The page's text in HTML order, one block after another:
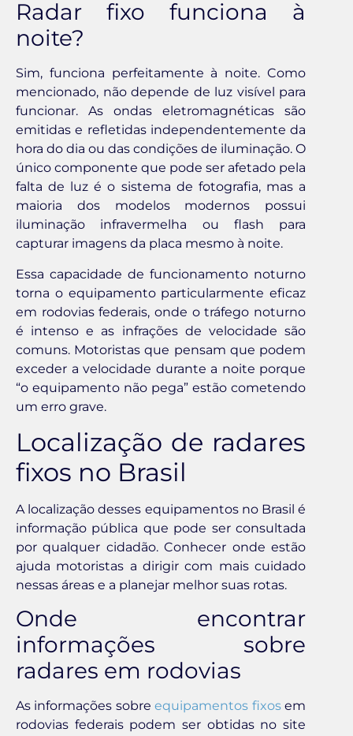
Radar fixo funciona à
noite?
Sim, funciona perfeitamente à noite. Como
mencionado, não depende de luz visível para
funcionar. As ondas eletromagnéticas são
emitidas e refletidas independentemente da
hora do dia ou das condições de iluminação. O
único componente que pode ser afetado pela
falta de luz é o sistema de fotografia, mas a
maioria dos modelos modernos possui
iluminação infravermelha ou flash para
capturar imagens da placa mesmo à noite.
Essa capacidade de funcionamento noturno
torna o equipamento particularmente eficaz
em rodovias federais, onde o tráfego noturno
é intenso e as infrações de velocidade são
comuns. Motoristas que pensam que podem
exceder a velocidade durante a noite porque
“o equipamento não pega” estão cometendo
um erro grave.
Localização de radares
fixos no Brasil
A localização desses equipamentos no Brasil é
informação pública que pode ser consultada
por qualquer cidadão. Conhecer onde estão
ajuda motoristas a dirigir com mais cuidado
nessas áreas e a planejar melhor suas rotas.
Onde encontrar
informações sobre
radares em rodovias
As informações sobreequipamentos fixosem
rodovias federais podem ser obtidas no site